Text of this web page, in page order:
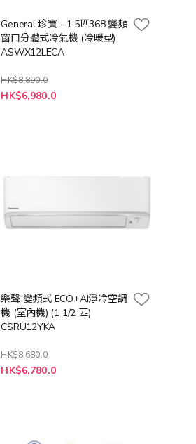
General 珍寶 - 1.5匹368 變頻
窗口分體式冷氣機 (冷暖型)
ASWX12LECA
HK$8,890.0
特
殊
HK$6,980.0
樂聲 變頻式 ECO+AI淨冷空調
機 (室內機) (1 1/2 匹)
CSRU12YKA
HK$8,680.0
特
殊
HK$6,780.0